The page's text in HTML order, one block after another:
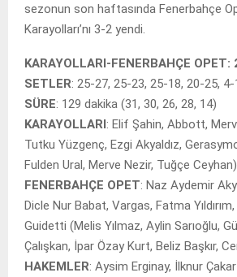
sezonun son haftasında Fenerbahçe
Karayolları’nı 3-2 yendi.
KARAYOLLARI-FENERBAHÇE OPET:
SETLER: 25-27, 25-23, 25-18, 20-25, 4-
SÜRE: 129 dakika (31, 30, 26, 28, 14)
KARAYOLLARI: Elif Şahin, Abbott,
Tutku Yüzgenç, Ezgi Akyaldız,
Fulden Ural, Merve Nezir, Tuğçe Ceyhan)
FENERBAHÇE OPET: Naz Aydemir
Dicle Nur Babat, Vargas, Fatma
Guidetti (Melis Yılmaz, Aylin Sarıoğlu,
Çalışkan, İpar Özay Kurt, Beliz Başkır,
HAKEMLER: Aysim Erginay, İlknur Çakar